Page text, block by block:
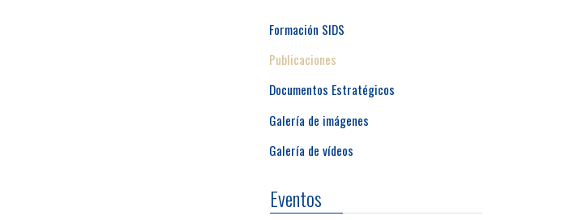
Formación SIDS
Publicaciones
Documentos Estratégicos
Galería de imágenes
Galería de vídeos
Eventos